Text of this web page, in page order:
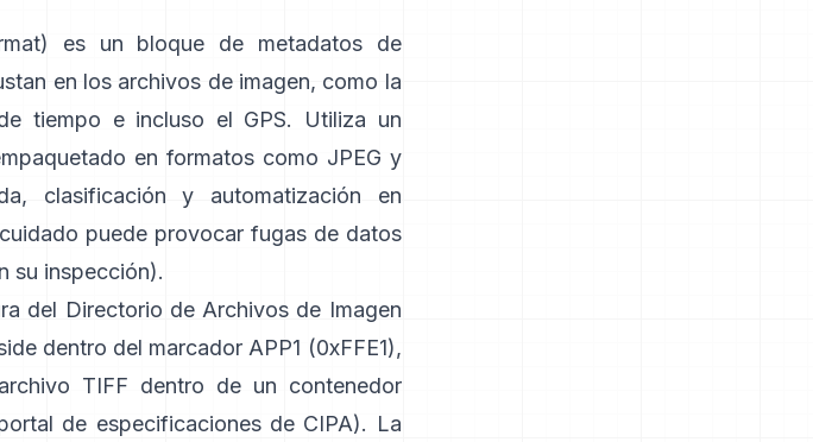
es un bloque de metadatos de
en los archivos de imagen, como la
tiempo e incluso el GPS. Utiliza un
en formatos como JPEG y
clasificación y automatización en
puede provocar fugas de datos
su inspección).
del Directorio de Archivos de Imagen
dentro del marcador APP1 (0xFFE1),
TIFF dentro de un contenedor
de especificaciones de CIPA). La